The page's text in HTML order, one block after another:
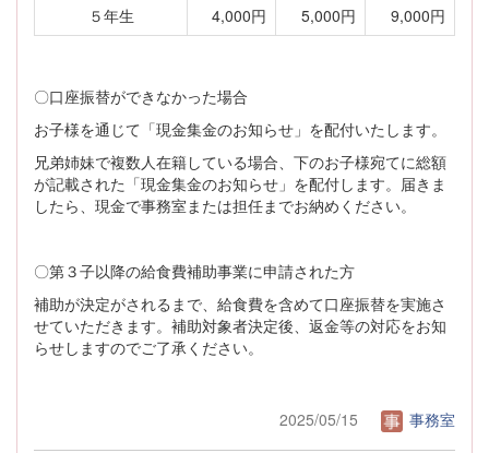
５年生
4,000円 5,000円 9,000円
〇口座振替ができなかった場合
お子様を通じて「現金集金のお知らせ」を配付いたします。
兄弟姉妹で複数人在籍している場合、下のお子様宛てに総額
が記載された「現金集金のお知らせ」を配付します。届きま
したら、現金で事務室または担任までお納めください。
〇第３子以降の給食費補助事業に申請された方
補助が決定がされるまで、給食費を含めて口座振替を実施さ
せていただきます。補助対象者決定後、返金等の対応をお知
らせしますのでご了承ください。
2025/05/15 事務室